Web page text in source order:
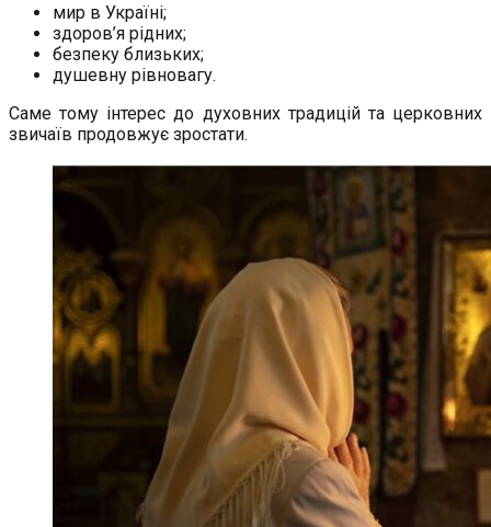
мир в Україні;
здоров’я рідних;
безпеку близьких;
душевну рівновагу.
Саме тому інтерес до духовних традицій та церковних
звичаїв продовжує зростати.